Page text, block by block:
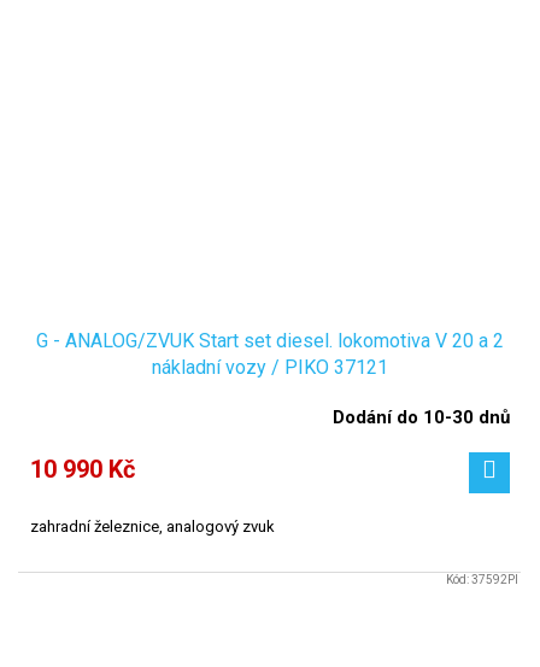
G - ANALOG/ZVUK Start set diesel. lokomotiva V 20 a 2
nákladní vozy / PIKO 37121
Dodání do 10-30 dnů
10 990 Kč
zahradní železnice, analogový zvuk
Kód:37592PI